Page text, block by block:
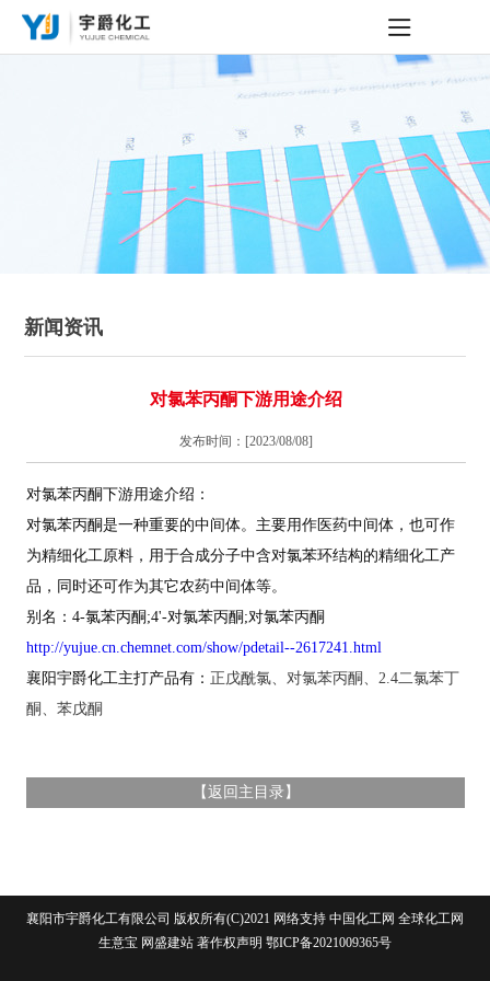
新闻资讯
对氯苯丙酮下游用途介绍
发布时间：[2023/08/08]
对氯苯丙酮下游用途介绍：
对氯苯丙酮是一种重要的中间体。主要用作医药中间体，也可作
为精细化工原料，用于合成分子中含对氯苯环结构的精细化工产
品，同时还可作为其它农药中间体等。
别名：4-氯苯丙酮;4'-对氯苯丙酮;对氯苯丙酮
http://yujue.cn.chemnet.com/show/pdetail--2617241.html
襄阳宇爵化工主打产品有： 正戊酰氯、对氯苯丙酮、2.4二氯苯丁
酮、苯戊酮
【 返回主目录 】
襄阳市宇爵化工有限公司 版权所有(C)2021 网络支持 中国化工网 全球化工网
生意宝 网盛建站 著作权声明 鄂ICP备2021009365号